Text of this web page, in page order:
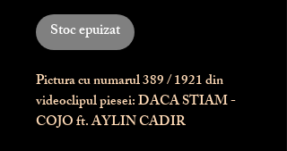
Stoc epuizat
Pictura cu numarul389/ 1921 din
videoclipul piesei: DACA STIAM -
COJO ft. AYLIN CADIR